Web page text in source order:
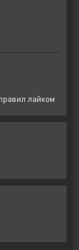
лайком